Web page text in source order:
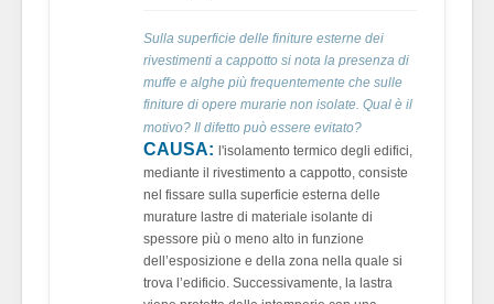
Sulla superficie delle finiture esterne dei
rivestimenti a cappotto si nota la presenza di
muffe e alghe più frequentemente che sulle
finiture di opere murarie non isolate. Qual è il
motivo? Il difetto può essere evitato?
CAUSA: l'isolamento termico degli edifici,
mediante il rivestimento a cappotto, consiste
nel fissare sulla superficie esterna delle
murature lastre di materiale isolante di
spessore più o meno alto in funzione
dell’esposizione e della zona nella quale si
trova l’edificio. Successivamente, la lastra